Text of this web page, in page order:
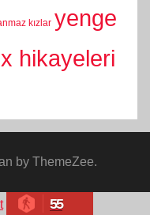
kızlar yenge
hikayeleri
by ThemeZee.
55